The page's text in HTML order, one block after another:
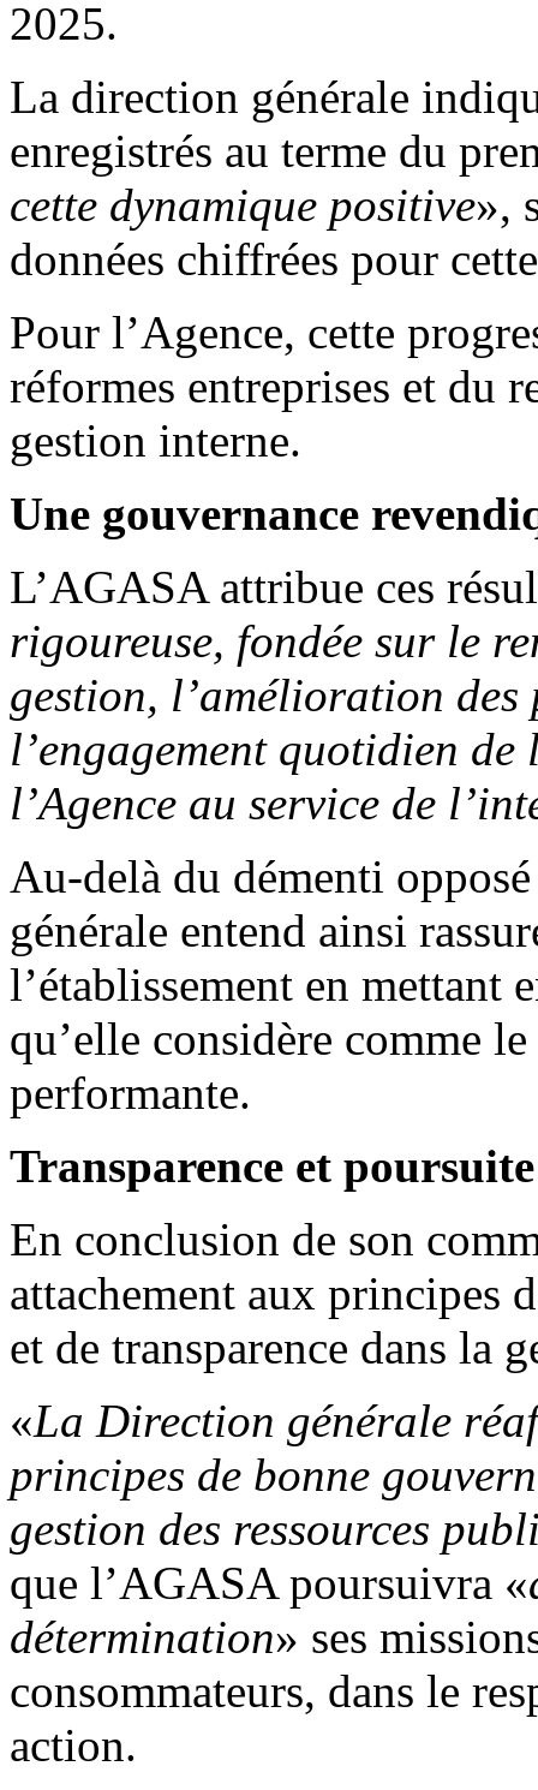
2025.
La direction générale
enregistrés au terme du
cette dynamique positive»,
données chiffrées pour
Pour l’Agence, cette
réformes entreprises et du
gestion interne.
Une gouvernance
L’AGASA attribue ces
rigoureuse, fondée sur le
gestion, l’amélioration des
l’engagement quotidien de
l’Agence au service de
Au-delà du démenti
générale entend ainsi
l’établissement en mettant
qu’elle considère comme
performante.
Transparence et
En conclusion de son
attachement aux principes
et de transparence dans la
«La Direction générale
principes de bonne
gestion des ressources
que l’AGASA poursuivra «
détermination» ses
consommateurs, dans le
action.